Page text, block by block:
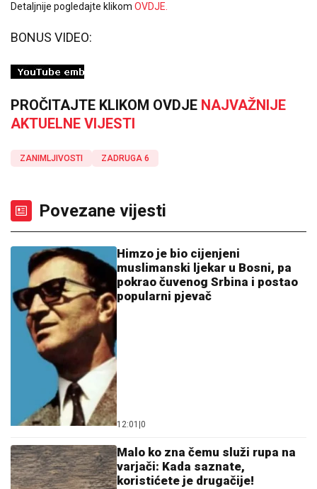
Detaljnije pogledajte klikom OVDJE.
BONUS VIDEO:
PROČITAJTE KLIKOM OVDJE NAJVAŽNIJE
AKTUELNE VIJESTI
ZANIMLJIVOSTI ZADRUGA 6
Povezane vijesti
Himzo je bio cijenjeni
muslimanski ljekar u Bosni, pa
pokrao čuvenog Srbina i postao
popularni pjevač
12:01 0
Malo ko zna čemu služi rupa na
varjači: Kada saznate,
koristićete je drugačije!